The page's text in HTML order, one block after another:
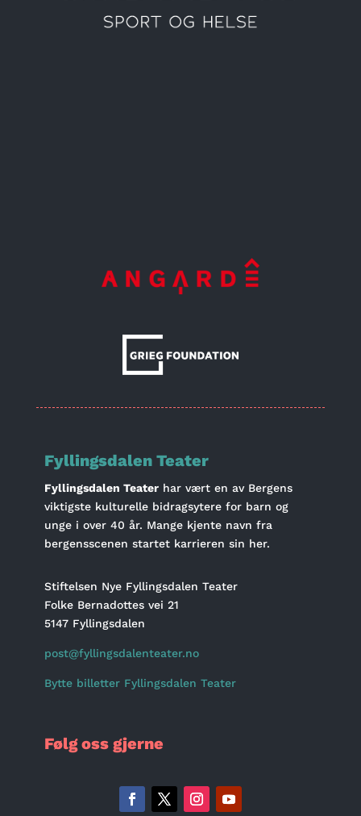
Fyllingsdalen Teater
Fyllingsdalen Teaterhar vært en av Bergens
viktigste kulturelle bidragsytere for barn og
unge i over 40 år. Mange kjente navn fra
bergensscenen startet karrieren sin her.
Stiftelsen Nye Fyllingsdalen Teater
Folke Bernadottes vei 21
5147 Fyllingsdalen
post@fyllingsdalenteater.no
Bytte billetter Fyllingsdalen Teater
Følg oss gjerne